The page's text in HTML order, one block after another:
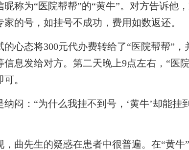
称为“医院帮帮”的“黄牛”。对方告诉他
的号，如挂号不成功，费用如数返还。
态将300元代办费转给了“医院帮帮”，
息发给对方。第二天晚上9点左右，“医
。
：“为什么我挂不到号，‘黄牛’却能挂
先生的疑惑在患者中很普遍。在“黄牛